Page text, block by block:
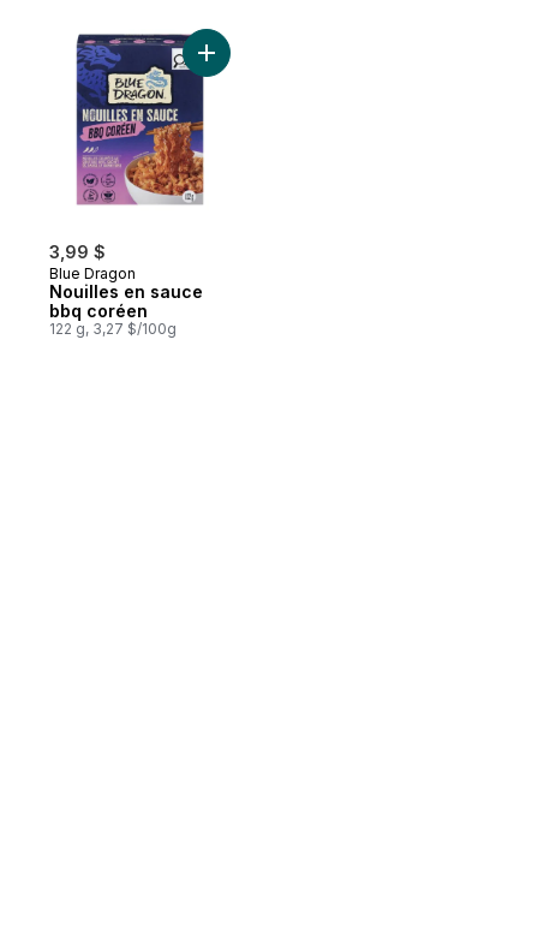
3,99 $
Blue Dragon
Nouilles en sauce
bbq coréen
122 g, 3,27 $/100g
Ajouter Nouilles en sauce bbq coréen au